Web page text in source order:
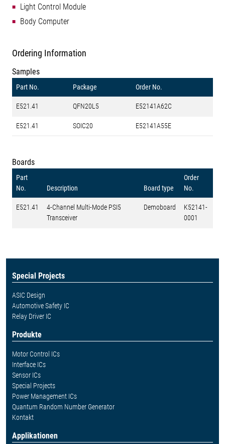
Light Control Module
Body Computer
Ordering Information
Samples
Part No. Package Order No.
E521.41 QFN20L5 E52141A62C
E521.41 SOIC20 E52141A55E
Boards
Part
No.
Description Board type
Order
No.
E521.41
4-Channel Multi-Mode PSI5
Transceiver
Demoboard
K52141-
0001
Special Projects
ASIC Design
Automotive Safety IC
Relay Driver IC
Produkte
Motor Control ICs
Interface ICs
Sensor ICs
Special Projects
Power Management ICs
Quantum Random Number Generator
Kontakt
Applikationen